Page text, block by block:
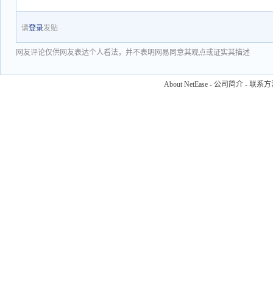
请登录发贴
网友评论仅供网友表达个人看法，并不表明网易同意其观点或证实其描述
About NetEase - 公司简介 - 联系方